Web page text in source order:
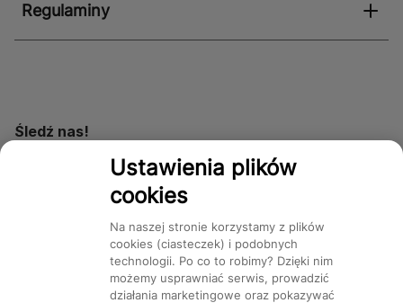
Regulaminy
Śledź nas!
Dostępność
Ustawienia plików
cookies
Na naszej stronie korzystamy z plików
cookies (ciasteczek) i podobnych
technologii. Po co to robimy? Dzięki nim
możemy usprawniać serwis, prowadzić
działania marketingowe oraz pokazywać